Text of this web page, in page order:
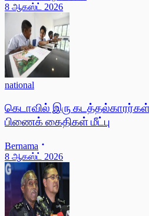
8 ஆகஸ்ட் 2026
national
கெடாவில் இரு
பிணைக் கைதிகள் மீட்பு
Bernama
8 ஆகஸ்ட் 2026